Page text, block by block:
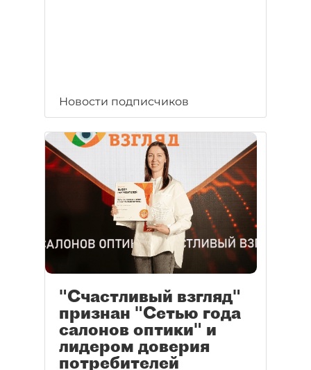
Новости подписчиков
"Счастливый взгляд"
признан "Сетью года
салонов оптики" и
лидером доверия
потребителей